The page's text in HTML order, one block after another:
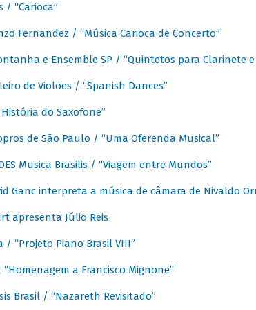
/ “Carioca”
Fernandez / “Música Carioca de Concerto”
e Ensemble SP / “Quintetos para Clarinete e
de Violões / “Spanish Dances”
do Saxofone”
de São Paulo / “Uma Oferenda Musical”
Musica Brasilis / “Viagem entre Mundos”
Ganc interpreta a música de câmara de Nivaldo
apresenta Júlio Reis
/ “Projeto Piano Brasil VIII”
a Francisco Mignone”
Brasil / “Nazareth Revisitado”